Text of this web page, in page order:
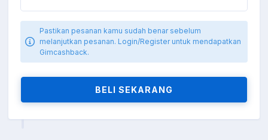
Pastikan pesanan kamu sudah benar sebelum
melanjutkan pesanan. Login/Register untuk mendapatkan
Gimcashback.
BELI SEKARANG